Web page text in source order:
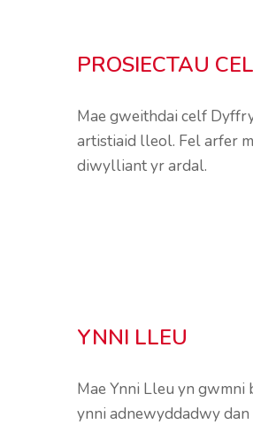
PROSIECTAU
Mae gweithdai celf
artistiaid lleol. Fel arfer
diwylliant yr ardal.
YNNI LLEU
Mae Ynni Lleu yn
ynni adnewyddadwy